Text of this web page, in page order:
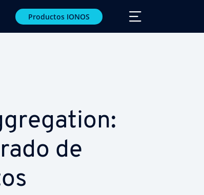
Productos IONOS
de